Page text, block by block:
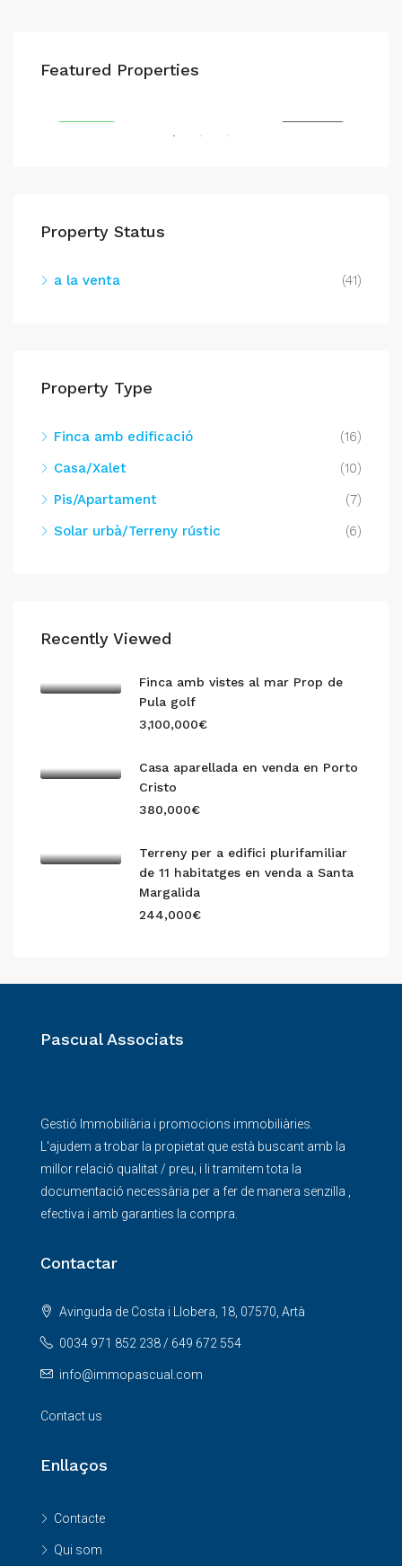
Featured Properties
747,000€
Property Status
a la venta (41)
Property Type
Finca amb edificació
(16)
Casa/Xalet
(10)
Pis/Apartament
(7)
Solar urbà/Terreny rústic
(6)
Recently Viewed
Finca amb vistes al mar Prop de
Pula golf
3,100,000€
Casa aparellada en venda en Porto
Cristo
380,000€
Terreny per a edifici plurifamiliar
de 11 habitatges en venda a Santa
Margalida
244,000€
Pascual Associats
Gestió Immobiliària i promocions immobiliàries.
L'ajudem a trobar la propietat que està buscant amb la
millor relació qualitat / preu, i li tramitem tota la
documentació necessària per a fer de manera senzilla ,
efectiva i amb garanties la compra.
Contactar
Avinguda de Costa i Llobera, 18, 07570, Artà
0034 971 852 238 / 649 672 554
info@immopascual.com
Contact us
Enllaços
Contacte
Qui som